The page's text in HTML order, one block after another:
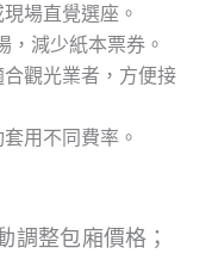
場直覺選座。
，減少紙本票券。
觀光業者，方便接
用不同費率。
調整包廂價格；